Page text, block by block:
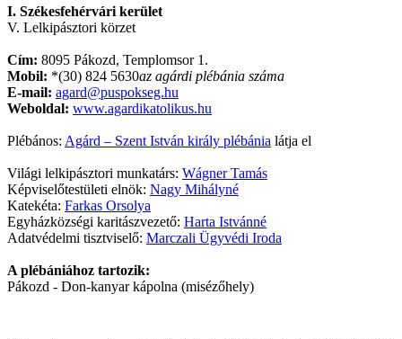
I. Székesfehérvári kerület
V. Lelkipásztori körzet
Cím: 8095 Pákozd, Templomsor 1.
Mobil: *(30) 824 5630az agárdi plébánia száma
E-mail: agard@puspokseg.hu
Weboldal: www.agardikatolikus.hu
Plébános: Agárd – Szent István király plébánia látja el
Világi lelkipásztori munkatárs: Wágner Tamás
Képviselőtestületi elnök: Nagy Mihályné
Katekéta: Farkas Orsolya
Egyházközségi karitászvezető: Harta Istvánné
Adatvédelmi tisztviselő: Marczali Ügyvédi Iroda
A plébániához tartozik:
Pákozd - Don-kanyar kápolna (misézőhely)